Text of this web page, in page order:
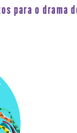
para o drama